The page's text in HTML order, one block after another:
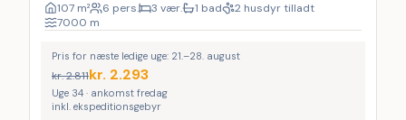
107 m² 6 pers. 3 vær. 1 bad
2 husdyr tilladt
7000 m
Pris for næste ledige uge: 21.–28. august
kr.2.811kr. 2.293
Uge 34 · ankomst fredag
inkl. ekspeditionsgebyr